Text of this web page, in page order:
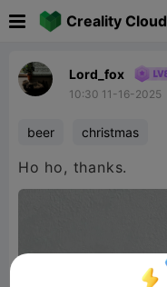
Creality Cloud
Lord_fox
10:30 11-16-2025
beer christmas
Ho ho, thanks.